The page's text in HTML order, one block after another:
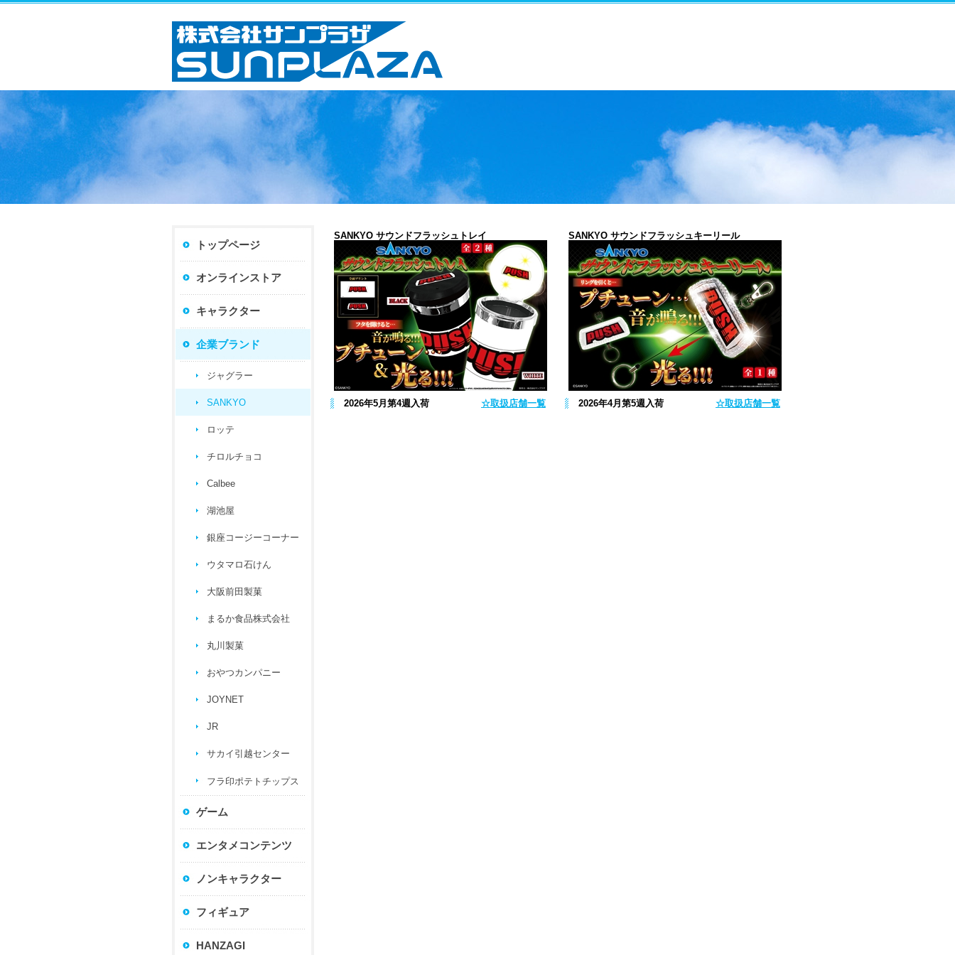
トップページ
オンラインストア
キャラクター
企業ブランド
ジャグラー
SANKYO
ロッテ
チロルチョコ
Calbee
湖池屋
銀座コージーコーナー
ウタマロ石けん
大阪前田製菓
まるか食品株式会社
丸川製菓
おやつカンパニー
JOYNET
JR
サカイ引越センター
フラ印ポテトチップス
ゲーム
エンタメコンテンツ
ノンキャラクター
フィギュア
HANZAGI
SANKYO サウンドフラッシュトレイ
2026年5月第4週入荷 ☆取扱店舗一覧
SANKYO サウンドフラッシュキーリール
2026年4月第5週入荷 ☆取扱店舗一覧